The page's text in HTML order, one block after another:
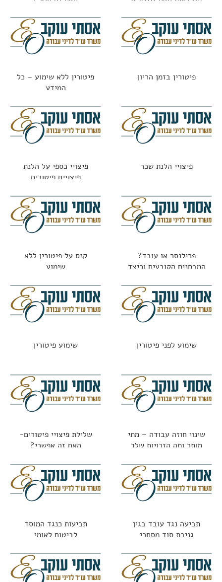
פיטורין בזמן הריון
פיטורין ללא שימוע – כל
המידע
פיצויי הלנת שכר
פיצויי כספי על הלנת
פיצויים פיטורים
פרילנסר או עובד?
המבחנים הקובעים וכיצד
קנס על פיטורין ללא
שימוע
שימוע לפני פיטורין שימוע פיטורין
שינוי חוזה עבודה – מתי
מותר ומה הזכויות שלך
שלילת פיצויי פיטורים-
האם זה אפשרי?
תביעה נגד עובד בגין
גניבת סוד מסחרי
תביעות כנגד המוסד
לביטוח לאומי